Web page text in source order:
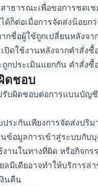
าธารณะเพื่อขอการชดเช
ด้ก็ต่อเมื่อการจัดส่งน้อย
กชื่อผู้ใช้ถูกเปลี่ยนหลังจา
ปิดใช้งานหลังจากคำสั่งซื้
กประเมินแยกกัน คำสั่ง
ดชอบ
บผิดชอบต่อการแบนบัญ
ระกันเพียงการจัดส่งปริ
ข้อมูลการเข้าสู่ระบบกับ
งานในทางที่ผิด หรือกิจก
ลมีเดียอาจทำให้บริการ
งินคืน